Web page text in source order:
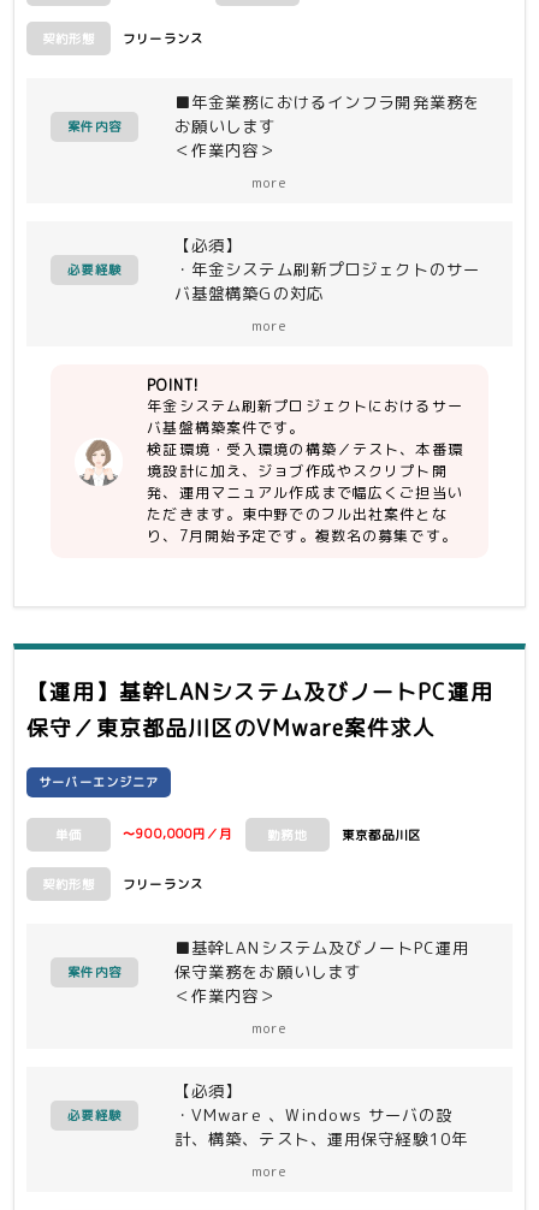
契約形態 フリーランス
案件内容
■年金業務におけるインフラ開発業務を
お願いします
＜作業内容＞
ト、運用マニュアル作成)（vCenter、
ESXi、WindowsServer、
PRIMERGY、ISM、PowerCLI、
PowerShell、Systemwalker
１．SV基盤構築Gにて、検証環境、受
入環境の構築作業・テスト、および本番
環境の設計を実施
各環境の規模感としては下記のとおり。
（環境により異なるため目安です）
・PRIMERGY×20
・ESXi×20
ョブの作成・テスト、運用マニュアルの
作成・テストを実施する。
・ジョブ×15
・マニュアル×40
PRIMERGY、ISM、PowerCLI、
PowerShell、Systemwalker
more
必要経験
【必須】
・年金システム刷新プロジェクトのサー
バ基盤構築Gの対応
・ミドルウェア以降の構築は別のグルー
プが担当
・特にVMWare経験者（※今回
vSphere8からVCF9に更新）、
WindowsServer経験者
more
POINT!
年金システム刷新プロジェクトにおけるサー
バ基盤構築案件です。
検証環境・受入環境の構築／テスト、本番環
境設計に加え、ジョブ作成やスクリプト開
発、運用マニュアル作成まで幅広くご担当い
ただきます。東中野でのフル出社案件とな
り、7月開始予定です。複数名の募集です。
【運用】基幹LANシステム及びノートPC運用
保守／東京都品川区のVMware案件求人
サーバーエンジニア
単価 〜900,000円／月 勤務地 東京都品川区
契約形態 フリーランス
案件内容
■基幹LANシステム及びノートPC運用
保守業務をお願いします
＜作業内容＞
に作業いていただきます
・ノートPC運用作業
顧客に貸与しているノートPCセットア
ップ支援、ハードウェア故障対応およ
more
必要経験
【必須】
・VMware 、Windows サーバの設
計、構築、テスト、運用保守経験10年
more